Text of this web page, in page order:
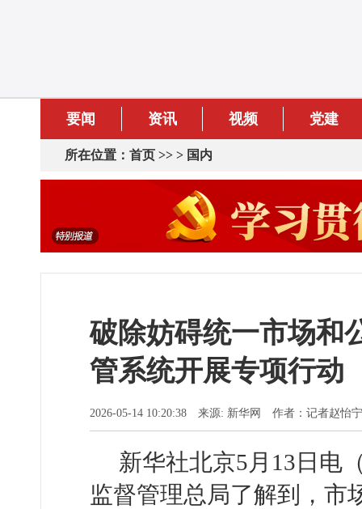
要闻 资讯 视频 党建
所在位置： 首页 >> > 国内
破除妨碍统一市场和
管系统开展专项行动
2026-05-14 10:20:38 来源: 新华网 作者：记者赵怡宁
新华社北京5月13日电
监督管理总局了解到，市